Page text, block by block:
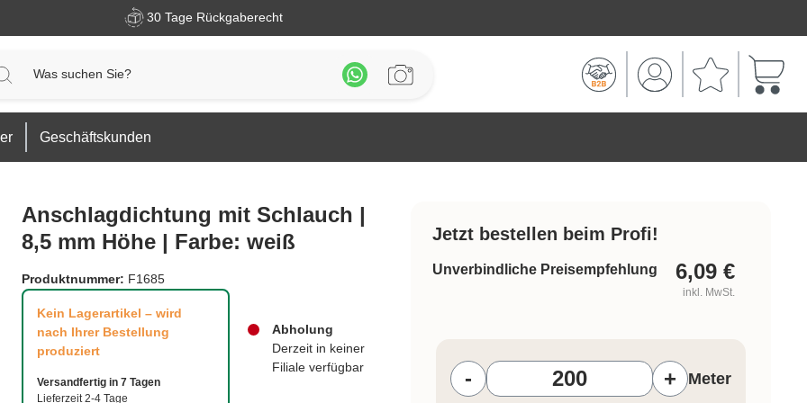
30 Tage Rückgaberecht
Geschäftskunden
Anschlagdichtung mit Schlauch |
8,5 mm Höhe | Farbe: weiß
Produktnummer: F1685
Kein Lagerartikel – wird
nach Ihrer Bestellung
produziert
Versandfertig in 7 Tagen
Lieferzeit 2-4 Tage
Abholung
Derzeit in keiner
Filiale verfügbar
Jetzt bestellen beim Profi!
Unverbindliche Preisempfehlung 6,09 €
inkl. MwSt.
-
+ Meter